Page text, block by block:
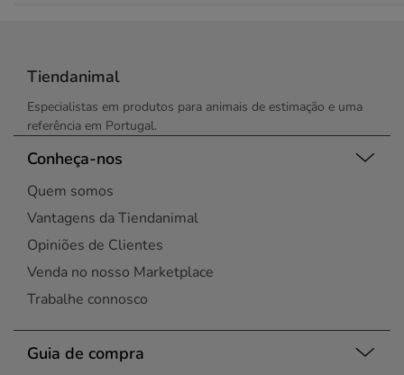
Tiendanimal
Especialistas em produtos para animais de estimação e uma
referência em Portugal.
Conheça-nos
Quem somos
Vantagens da Tiendanimal
Opiniões de Clientes
Venda no nosso Marketplace
Trabalhe connosco
Guia de compra